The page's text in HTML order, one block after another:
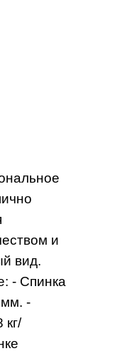
и
вид.
- Спинка
-